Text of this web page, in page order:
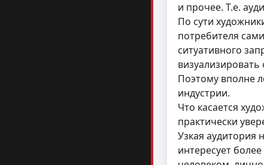
и прочее. Т.е.
По сути
потребителя
ситуативного
визуализировать
Поэтому вполне
индустрии.
Что касается
практически
Узкая аудитория
интересует